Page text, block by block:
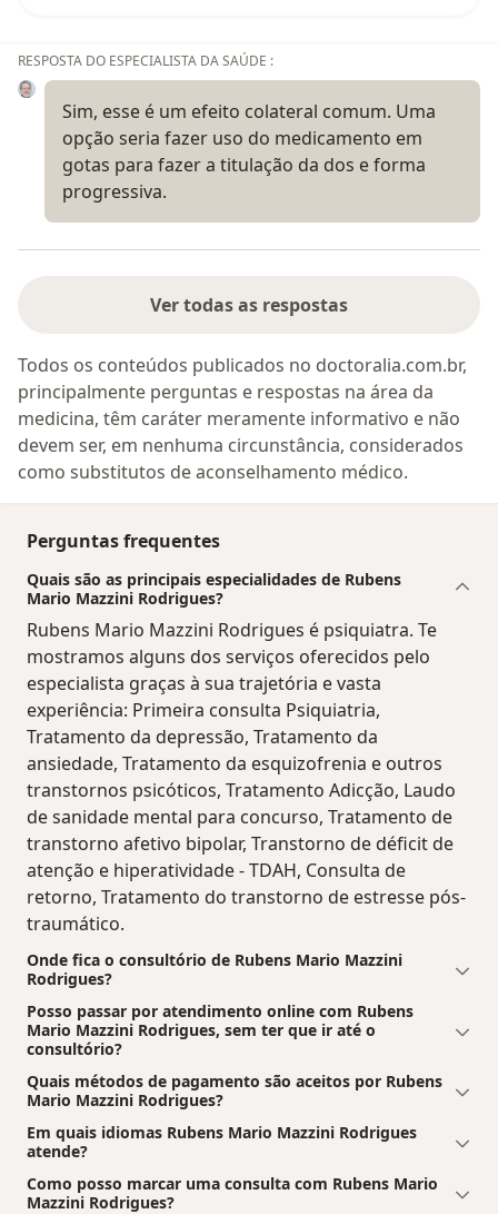
RESPOSTA DO ESPECIALISTA DA SAÚDE :
Sim, esse é um efeito colateral comum. Uma
opção seria fazer uso do medicamento em
gotas para fazer a titulação da dos e forma
progressiva.
Ver todas as respostas
Todos os conteúdos publicados no doctoralia.com.br,
principalmente perguntas e respostas na área da
medicina, têm caráter meramente informativo e não
devem ser, em nenhuma circunstância, considerados
como substitutos de aconselhamento médico.
Perguntas frequentes
Quais são as principais especialidades de Rubens
Mario Mazzini Rodrigues?
Rubens Mario Mazzini Rodrigues é psiquiatra. Te
mostramos alguns dos serviços oferecidos pelo
especialista graças à sua trajetória e vasta
experiência: Primeira consulta Psiquiatria,
Tratamento da depressão, Tratamento da
ansiedade, Tratamento da esquizofrenia e outros
transtornos psicóticos, Tratamento Adicção, Laudo
de sanidade mental para concurso, Tratamento de
transtorno afetivo bipolar, Transtorno de déficit de
atenção e hiperatividade - TDAH, Consulta de
retorno, Tratamento do transtorno de estresse pós-
traumático.
Onde fica o consultório de Rubens Mario Mazzini
Rodrigues?
Posso passar por atendimento online com Rubens
Mario Mazzini Rodrigues, sem ter que ir até o
consultório?
Quais métodos de pagamento são aceitos por Rubens
Mario Mazzini Rodrigues?
Em quais idiomas Rubens Mario Mazzini Rodrigues
atende?
Como posso marcar uma consulta com Rubens Mario
Mazzini Rodrigues?